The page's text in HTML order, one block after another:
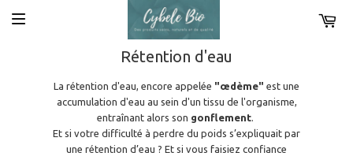
Rétention d'eau
La rétention d'eau, encore appelée "œdème" est une
accumulation d'eau au sein d'un tissu de l'organisme,
entraînant alors son gonflement.
Et si votre difficulté à perdre du poids s’expliquait par
une rétention d’eau ? Et si vous faisiez confiance